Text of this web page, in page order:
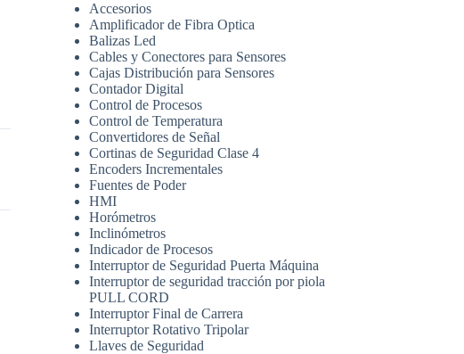
Accesorios
Amplificador de Fibra Optica
Balizas Led
Cables y Conectores para Sensores
Cajas Distribución para Sensores
Contador Digital
Control de Procesos
Control de Temperatura
Convertidores de Señal
Cortinas de Seguridad Clase 4
Encoders Incrementales
Fuentes de Poder
HMI
Horómetros
Inclinómetros
Indicador de Procesos
Interruptor de Seguridad Puerta Máquina
Interruptor de seguridad tracción por piola
PULL CORD
Interruptor Final de Carrera
Interruptor Rotativo Tripolar
Llaves de Seguridad